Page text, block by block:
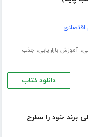
،آموزش بازاریابی، جذب
دانلود کتاب
برند خود را مطرح